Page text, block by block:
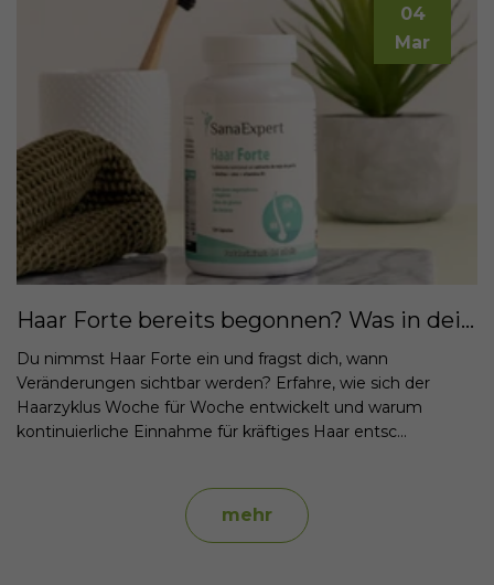
04
Mar
Haar Forte bereits begonnen? Was in deinem Körper Woche für Woche passiert
Du nimmst Haar Forte ein und fragst dich, wann
Veränderungen sichtbar werden? Erfahre, wie sich der
Haarzyklus Woche für Woche entwickelt und warum
kontinuierliche Einnahme für kräftiges Haar entsc...
mehr